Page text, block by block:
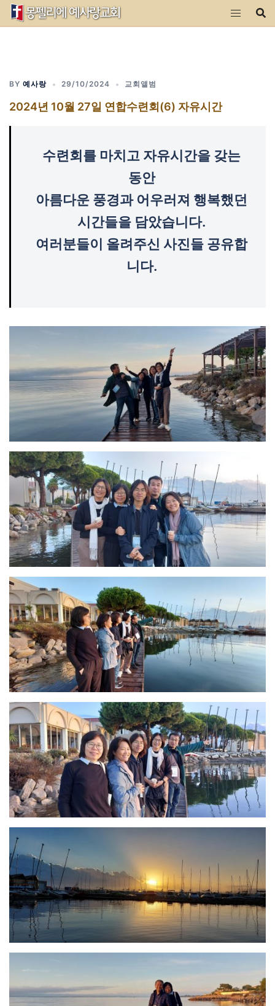
Skip
BY 예사랑 29/10/2024 교회앨범
2024년 10월 27일 연합수련회(6) 자유시간
수련회를 마치고 자유시간을 갖는
동안
아름다운 풍경과 어우러져 행복했던
시간들을 담았습니다.
여러분들이 올려주신 사진들 공유합
니다.